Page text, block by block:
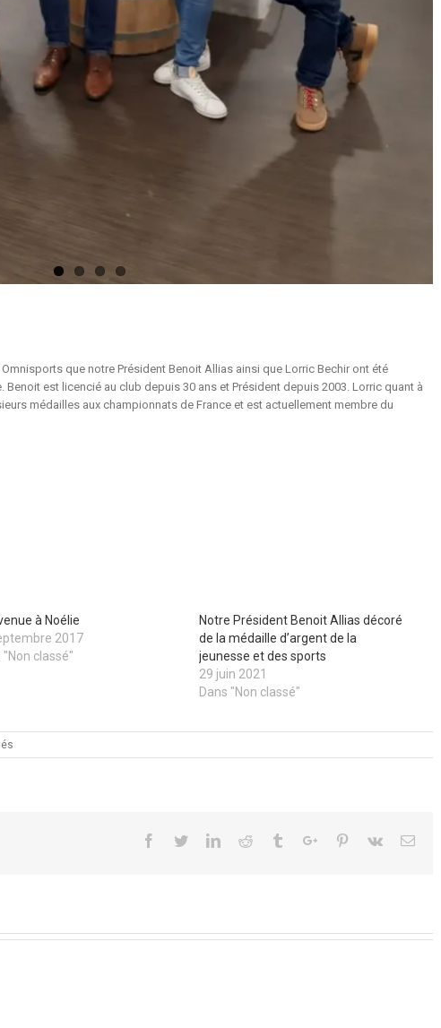
que notre Président Benoit Allias ainsi que Lorric Bechir ont été
est licencié au club depuis 30 ans et Président depuis 2003. Lorric quant à
médailles aux championnats de France et est actuellement membre du
à Noélie
2017
"Non classé"
Notre Président Benoit Allias décoré
de la médaille d’argent de la
jeunesse et des sports
29 juin 2021
Dans "Non classé"
Nos
Facebook
TwitterLinkedinReddit TumblrGoogle+Pinterest
Vk Email